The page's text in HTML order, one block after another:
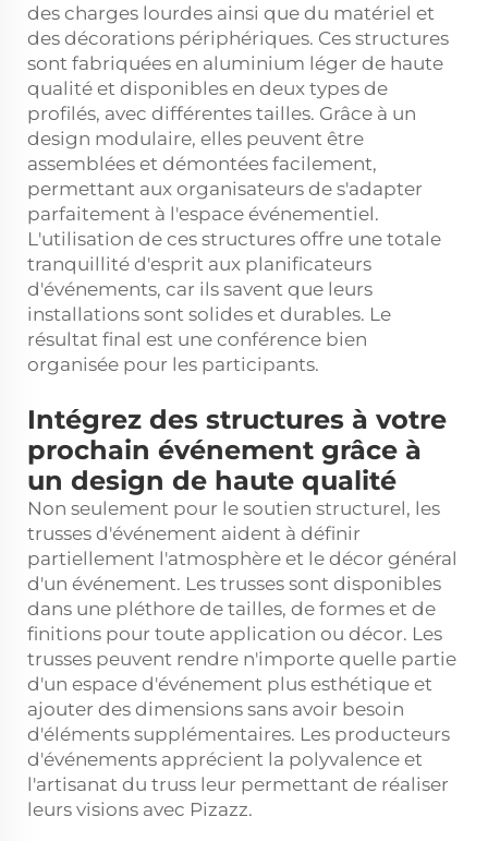
des charges lourdes ainsi que du matériel et
des décorations périphériques. Ces structures
sont fabriquées en aluminium léger de haute
qualité et disponibles en deux types de
profilés, avec différentes tailles. Grâce à un
design modulaire, elles peuvent être
assemblées et démontées facilement,
permettant aux organisateurs de s'adapter
parfaitement à l'espace événementiel.
L'utilisation de ces structures offre une totale
tranquillité d'esprit aux planificateurs
d'événements, car ils savent que leurs
installations sont solides et durables. Le
résultat final est une conférence bien
organisée pour les participants.
Intégrez des structures à votre
prochain événement grâce à
un design de haute qualité
Non seulement pour le soutien structurel, les
trusses d'événement aident à définir
partiellement l'atmosphère et le décor général
d'un événement. Les trusses sont disponibles
dans une pléthore de tailles, de formes et de
finitions pour toute application ou décor. Les
trusses peuvent rendre n'importe quelle partie
d'un espace d'événement plus esthétique et
ajouter des dimensions sans avoir besoin
d'éléments supplémentaires. Les producteurs
d'événements apprécient la polyvalence et
l'artisanat du truss leur permettant de réaliser
leurs visions avec Pizazz.